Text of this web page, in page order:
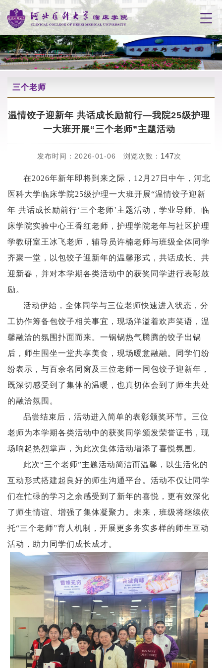
三个老师
温情饺子迎新年 共话成长励前行—我院25级护理
一大班开展“三个老师”主题活动
发布时间：2026-01-06 浏览次数： 147次
在2026年新年即将到来之际，12月27 日中午，河北
医科大学临床学院25级护理一大班开展“温情饺子迎新
年 共话成长励前行‘三个老师’主题活动，学业导师、临
床学院实验中心王香红老师，护理学院老年与社区护理
学教研室王冰飞老师，辅导员许楠老师与班级全体同学
齐聚一堂，以包饺子迎新年的温馨形式，共话成长、共
迎新春，并对本学期各类活动中的获奖同学进行表彰鼓
励。
活动伊始，全体同学与三位老师快速进入状态，分
工协作筹备包饺子相关事宜，现场洋溢着欢声笑语，温
馨融洽的氛围扑面而来。一锅锅热气腾腾的饺子出锅
后，师生围坐一堂共享美食，现场暖意融融。同学们纷
纷表示，与百余名同窗及三位老师一同包饺子迎新年，
既深切感受到了集体的温暖，也真切体会到了师生共处
的融洽氛围。
品尝结束后，活动进入简单的表彰颁奖环节。三位
老师为本学期各类活动中的获奖同学颁发荣誉证书，现
场响起热烈掌声，为此次集体活动增添了喜悦氛围 。
此次“三个老师”主题活动简洁而温馨，以生活化的
互动形式搭建起良好的师生沟通平台。活动不仅让同学
们在忙碌的学习之余感受到了新年的喜悦，更有效深化
了师生情谊、增强了集体凝聚力。未来，班级将继续依
托“三个老师”育人机制，开展更多务实多样的师生互动
活动，助力同学们成长成才。